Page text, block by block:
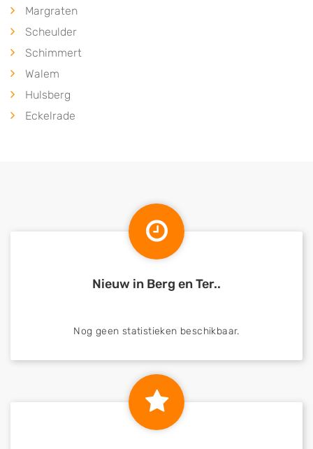
Margraten
Scheulder
Schimmert
Walem
Hulsberg
Eckelrade
Nieuw in Berg en Ter..
Nog geen statistieken beschikbaar.